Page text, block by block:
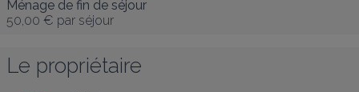
Ménage de fin de séjour
50,00 € par séjour
Le propriétaire